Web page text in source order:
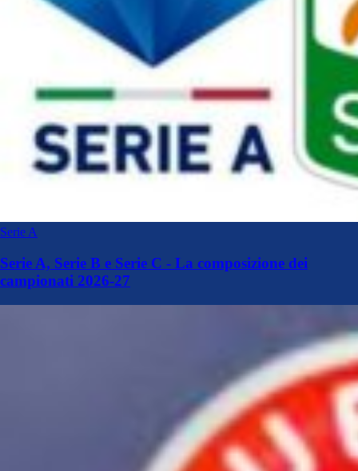
Serie A
Serie A, Serie B e Serie C - La composizione dei
campionati 2026-27